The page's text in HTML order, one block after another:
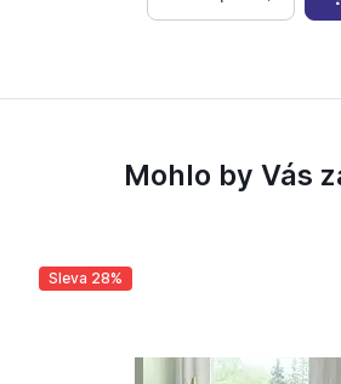
Mohlo by Vás
Sleva 28%